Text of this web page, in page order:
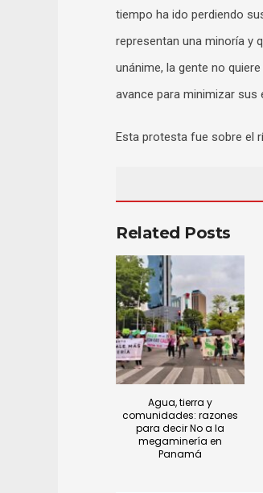
tiempo ha ido perdiendo
representan una minoría y
unánime, la gente no
avance para minimizar
Esta protesta fue sobre el
Related Posts
Agua, tierra y
comunidades: razones
para decir No a la
megaminería en
Panamá